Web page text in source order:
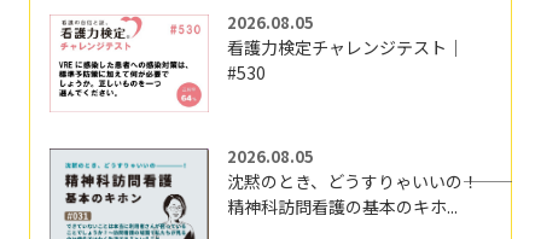
2026.08.05
看護力検定チャレンジテスト｜
#530
2026.08.05
沈黙のとき、どうすりゃいいの―――！
精神科訪問看護の基本のキホ...